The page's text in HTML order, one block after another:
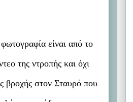
είναι από το
της ντροπής και όχι
βροχής στον Σταυρό που